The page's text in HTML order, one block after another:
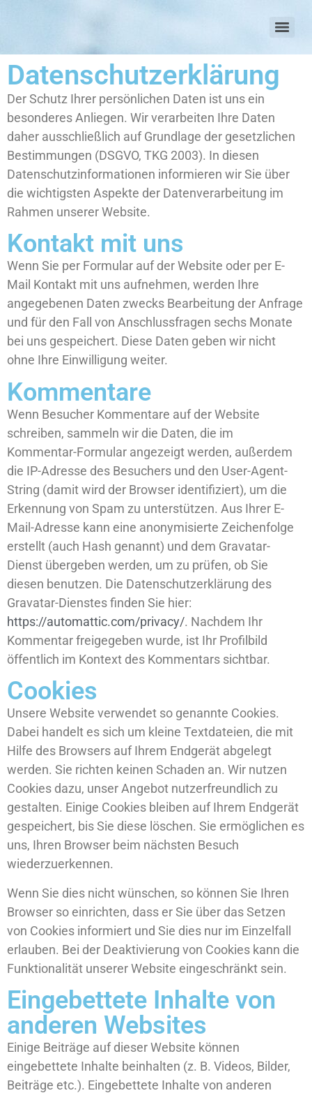
Datenschutzerklärung
Der Schutz Ihrer persönlichen Daten ist uns ein
besonderes Anliegen. Wir verarbeiten Ihre Daten
daher ausschließlich auf Grundlage der gesetzlichen
Bestimmungen (DSGVO, TKG 2003). In diesen
Datenschutzinformationen informieren wir Sie über
die wichtigsten Aspekte der Datenverarbeitung im
Rahmen unserer Website.
Kontakt mit uns
Wenn Sie per Formular auf der Website oder per E-
Mail Kontakt mit uns aufnehmen, werden Ihre
angegebenen Daten zwecks Bearbeitung der Anfrage
und für den Fall von Anschlussfragen sechs Monate
bei uns gespeichert. Diese Daten geben wir nicht
ohne Ihre Einwilligung weiter.
Kommentare
Wenn Besucher Kommentare auf der Website
schreiben, sammeln wir die Daten, die im
Kommentar-Formular angezeigt werden, außerdem
die IP-Adresse des Besuchers und den User-Agent-
String (damit wird der Browser identifiziert), um die
Erkennung von Spam zu unterstützen. Aus Ihrer E-
Mail-Adresse kann eine anonymisierte Zeichenfolge
erstellt (auch Hash genannt) und dem Gravatar-
Dienst übergeben werden, um zu prüfen, ob Sie
diesen benutzen. Die Datenschutzerklärung des
Gravatar-Dienstes finden Sie hier:
https://automattic.com/privacy/. Nachdem Ihr
Kommentar freigegeben wurde, ist Ihr Profilbild
öffentlich im Kontext des Kommentars sichtbar.
Cookies
Unsere Website verwendet so genannte Cookies.
Dabei handelt es sich um kleine Textdateien, die mit
Hilfe des Browsers auf Ihrem Endgerät abgelegt
werden. Sie richten keinen Schaden an. Wir nutzen
Cookies dazu, unser Angebot nutzerfreundlich zu
gestalten. Einige Cookies bleiben auf Ihrem Endgerät
gespeichert, bis Sie diese löschen. Sie ermöglichen es
uns, Ihren Browser beim nächsten Besuch
wiederzuerkennen.
Wenn Sie dies nicht wünschen, so können Sie Ihren
Browser so einrichten, dass er Sie über das Setzen
von Cookies informiert und Sie dies nur im Einzelfall
erlauben. Bei der Deaktivierung von Cookies kann die
Funktionalität unserer Website eingeschränkt sein.
Eingebettete Inhalte von
anderen Websites
Einige Beiträge auf dieser Website können
eingebettete Inhalte beinhalten (z. B. Videos, Bilder,
Beiträge etc.). Eingebettete Inhalte von anderen